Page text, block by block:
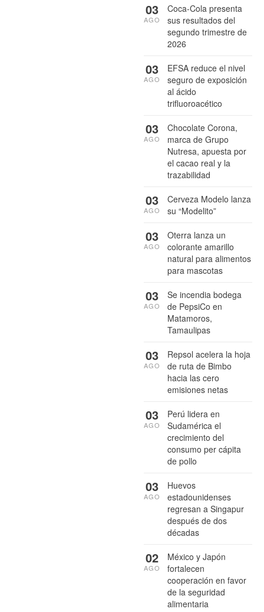
Coca-Cola presenta
sus resultados del
segundo trimestre de
2026
03
AGO
EFSA reduce el nivel
seguro de exposición
al ácido
trifluoroacético
03
AGO
Chocolate Corona,
marca de Grupo
Nutresa, apuesta por
el cacao real y la
trazabilidad
03
AGO
Cerveza Modelo lanza
su “Modelito”
03
AGO
Oterra lanza un
colorante amarillo
natural para alimentos
para mascotas
03
AGO
Se incendia bodega
de PepsiCo en
Matamoros,
Tamaulipas
03
AGO
Repsol acelera la hoja
de ruta de Bimbo
hacia las cero
emisiones netas
03
AGO
Perú lidera en
Sudamérica el
crecimiento del
consumo per cápita
de pollo
03
AGO
Huevos
estadounidenses
regresan a Singapur
después de dos
décadas
03
AGO
México y Japón
fortalecen
cooperación en favor
de la seguridad
alimentaria
02
AGO